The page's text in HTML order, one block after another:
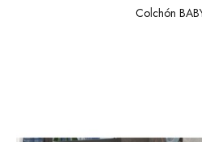
Colchón